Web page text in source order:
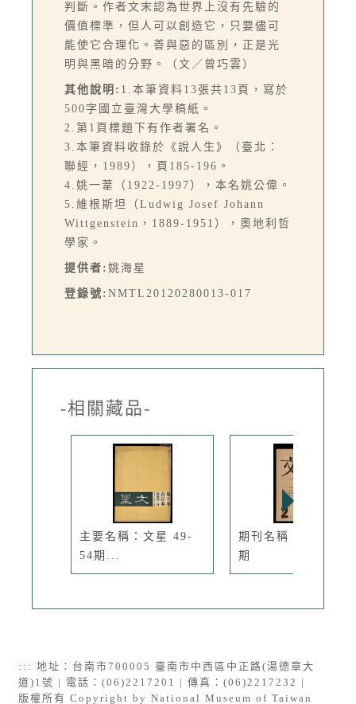
判斷。作者文末認為世界上沒有先驗的
價值標準，但人可以創造它，只要儘可
能使它合理化。善與惡的區別，正是光
明與黑暗的分野。（文／曾巧雲）
其他說明: 1.本筆資料13張共13頁，寫於
500字國立臺灣大學稿紙。
2.第1頁標題下有作者署名。
3.本筆資料收錄於《說人生》（臺北：
聯經，1989），頁185-196。
4.姚一葦（1922-1997），本名姚公偉。
5.維根斯坦（Ludwig Josef Johann
Wittgenstein，1889-1951），奧地利哲
學家。
提供者: 姚海星
登錄號: NMTL20120280013-017
-相關藏品-
主要名稱：文星 49-
54期...
期刊名稱：文學季刊
期
::: 地址：台南市700005 臺南市中西區中正路(湯德章大
道)1號 | 電話：(06)2217201 | 傳真：(06)2217232 |
版權所有 Copyright by National Museum of Taiwan